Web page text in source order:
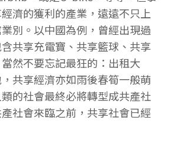
濟的獲利的產業，遠遠不只上
別。以中國為例，曾經出現過
共享充電寶、共享籃球、共享
然不要忘記最狂的：出租大
共享經濟亦如雨後春筍一般萌
的社會最終必將轉型成共產社
社會來臨之前，共享社會已經